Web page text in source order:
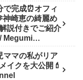
で完成⏰オフィ
神崎恵の綺麗め
説付きでご紹介
Megumi
ママの私がリア
イクを大公開💄